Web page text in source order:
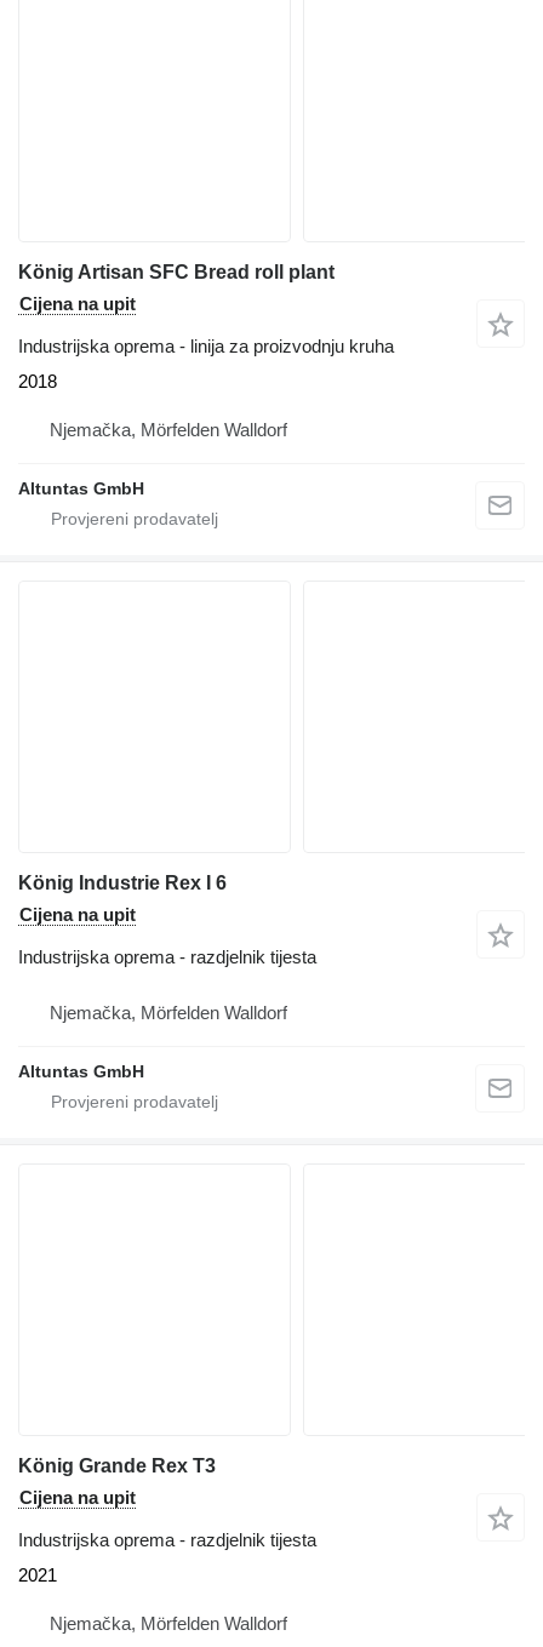
König Artisan SFC Bread roll plant
Cijena na upit
Industrijska oprema - linija za proizvodnju kruha
2018
Njemačka, Mörfelden Walldorf
Altuntas GmbH
König Industrie Rex I 6
Cijena na upit
Industrijska oprema - razdjelnik tijesta
Njemačka, Mörfelden Walldorf
Altuntas GmbH
König Grande Rex T3
Cijena na upit
Industrijska oprema - razdjelnik tijesta
2021
Njemačka, Mörfelden Walldorf